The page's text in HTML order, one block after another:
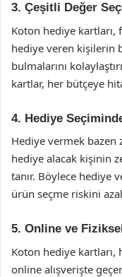
3. Çeşitli Değer
Koton hediye kartları,
hediye veren kişilerin
bulmalarını
kartlar, her bütçeye
4. Hediye
Hediye vermek bazen
hediye alacak kişinin
tanır. Böylece hediye
ürün seçme riskini
5. Online ve
Koton hediye kartları,
online alışverişte